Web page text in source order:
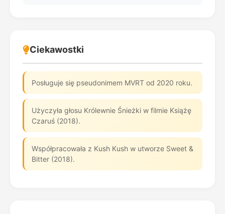
Ciekawostki
Posługuje się pseudonimem MVRT od 2020 roku.
Użyczyła głosu Królewnie Śnieżki w filmie Książę
Czaruś (2018).
Współpracowała z Kush Kush w utworze Sweet &
Bitter (2018).